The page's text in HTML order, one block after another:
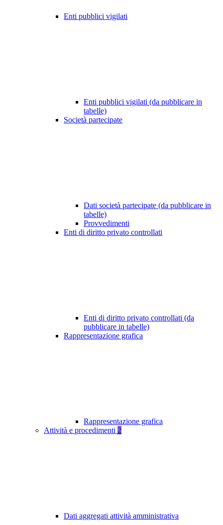
Enti pubblici vigilati
Enti pubblici vigilati (da pubblicare in
tabelle)
Società partecipate
Dati società partecipate (da pubblicare in
tabelle)
Provvedimenti
Enti di diritto privato controllati
Enti di diritto privato controllati (da
pubblicare in tabelle)
Rappresentazione grafica
Rappresentazione grafica
Attività e procedimenti 2
Dati aggregati attività amministrativa